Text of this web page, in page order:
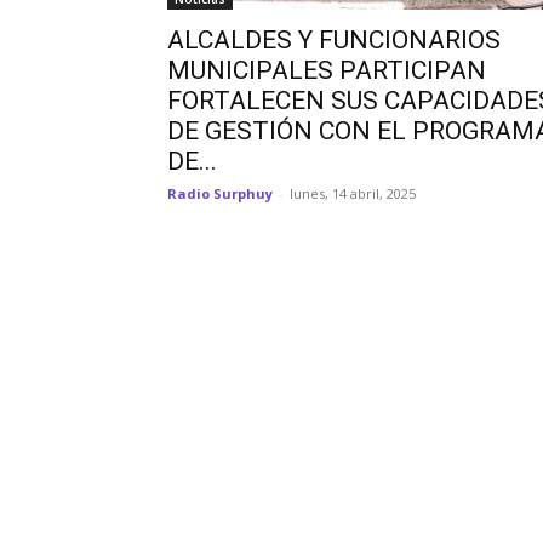
ALCALDES Y FUNCIONARIOS
MUNICIPALES PARTICIPAN
FORTALECEN SUS
DE GESTIÓN CON EL
DE...
Radio Surphuy - lunes, 14 abril, 2025